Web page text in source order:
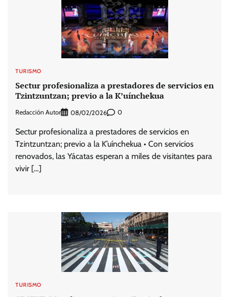
TURISMO
Sectur profesionaliza a prestadores de servicios en
Tzintzuntzan; previo a la K’uínchekua
Redacción Autor 08/02/2026 0
Sectur profesionaliza a prestadores de servicios en
Tzintzuntzan; previo a la K’uínchekua • Con servicios
renovados, las Yácatas esperan a miles de visitantes para
vivir […]
TURISMO